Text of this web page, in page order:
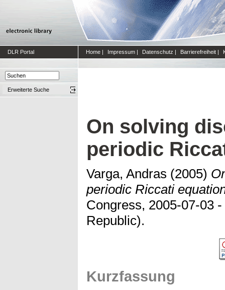
DLR Portal Home | Impressum | Datenschutz | Barrierefreiheit |
Erweiterte Suche
On solving
periodic
Varga, Andras (2005)
periodic Riccati
Congress, 2005-07-03
Republic).
Kurzfassung